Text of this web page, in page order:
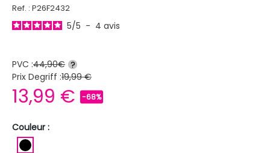
Ref. : P26F2432
5/5 - 4 avis
PVC :44,90€ ?
Prix Degriff :19,99 €
13,99 € -68%
Couleur :